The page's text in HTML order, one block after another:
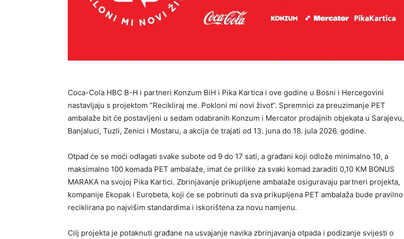
Coca-Cola HBC B-H i partneri Konzum BiH i Pika Kartica i ove godine u Bosni i Hercegovini
nastavljaju s projektom ”Recikliraj me. Pokloni mi novi život“. Spremnici za preuzimanje PET
ambalaže bit će postavljeni u sedam odabranih Konzum i Mercator prodajnih objekata u Sarajevu,
Banjaluci, Tuzli, Zenici i Mostaru, a akcija će trajati od 13. juna do 18. jula 2026. godine.
Otpad će se moći odlagati svake subote od 9 do 17 sati, a građani koji odlože minimalno 10, a
maksimalno 100 komada PET ambalaže, imat će prilike za svaki komad zaraditi 0,10 KM BONUS
MARAKA na svojoj Pika Kartici. Zbrinjavanje prikupljene ambalaže osiguravaju partneri projekta,
kompanije Ekopak i Eurobeta, koji će se pobrinuti da sva prikupljena PET ambalaža bude pravilno
reciklirana po najvišim standardima i iskorištena za novu namjenu.
Cilj projekta je potaknuti građane na usvajanje navika zbrinjavanja otpada i podizanje svijesti o